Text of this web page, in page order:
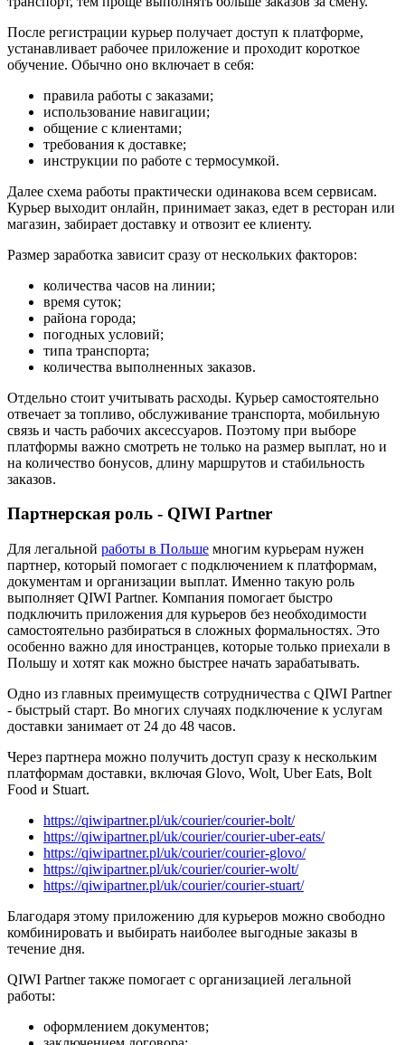
После регистрации курьер получает доступ к платформе,
устанавливает рабочее приложение и проходит короткое
обучение. Обычно оно включает в себя:
правила работы с заказами;
использование навигации;
общение с клиентами;
требования к доставке;
инструкции по работе с термосумкой.
Далее схема работы практически одинакова всем сервисам.
Курьер выходит онлайн, принимает заказ, едет в ресторан или
магазин, забирает доставку и отвозит ее клиенту.
Размер заработка зависит сразу от нескольких факторов:
количества часов на линии;
время суток;
района города;
погодных условий;
типа транспорта;
количества выполненных заказов.
Отдельно стоит учитывать расходы. Курьер самостоятельно
отвечает за топливо, обслуживание транспорта, мобильную
связь и часть рабочих аксессуаров. Поэтому при выборе
платформы важно смотреть не только на размер выплат, но и
на количество бонусов, длину маршрутов и стабильность
заказов.
Партнерская роль - QIWI Partner
Для легальной работы в Польше многим курьерам нужен
партнер, который помогает с подключением к платформам,
документам и организации выплат. Именно такую роль
выполняет QIWI Partner. Компания помогает быстро
подключить приложения для курьеров без необходимости
самостоятельно разбираться в сложных формальностях. Это
особенно важно для иностранцев, которые только приехали в
Польшу и хотят как можно быстрее начать зарабатывать.
Одно из главных преимуществ сотрудничества с QIWI Partner
- быстрый старт. Во многих случаях подключение к услугам
доставки занимает от 24 до 48 часов.
Через партнера можно получить доступ сразу к нескольким
платформам доставки, включая Glovo, Wolt, Uber Eats, Bolt
Food и Stuart.
https://qiwipartner.pl/uk/courier/courier-bolt/
https://qiwipartner.pl/uk/courier/courier-uber-eats/
https://qiwipartner.pl/uk/courier/courier-glovo/
https://qiwipartner.pl/uk/courier/courier-wolt/
https://qiwipartner.pl/uk/courier/courier-stuart/
Благодаря этому приложению для курьеров можно свободно
комбинировать и выбирать наиболее выгодные заказы в
течение дня.
QIWI Partner также помогает с организацией легальной
работы:
оформлением документов;